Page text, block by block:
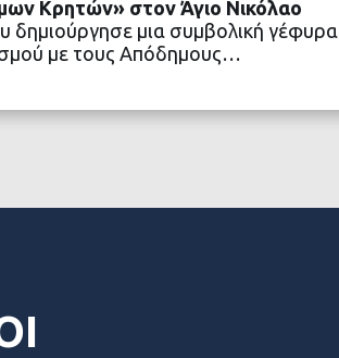
ΠΕΡΙΣΣΟΤΕΡΑ
Κρητών» στον Άγιο Νικόλαο
δημιούργησε μια συμβολική γέφυρα
με τους Απόδημους…